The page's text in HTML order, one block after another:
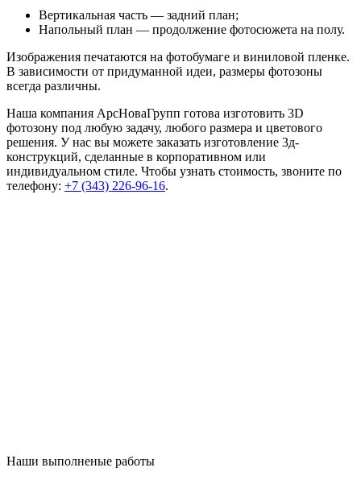
Вертикальная часть — задний план;
Напольный план — продолжение фотосюжета на полу.
Изображения печатаются на фотобумаге и виниловой пленке.
В зависимости от придуманной идеи, размеры фотозоны
всегда различны.
Наша компания АрсНоваГрупп готова изготовить 3D
фотозону под любую задачу, любого размера и цветового
решения. У нас вы можете заказать изготовление 3д-
конструкций, сделанные в корпоративном или
индивидуальном стиле. Чтобы узнать стоимость, звоните по
телефону: +7 (343) 226-96-16.
Наши выполненые работы